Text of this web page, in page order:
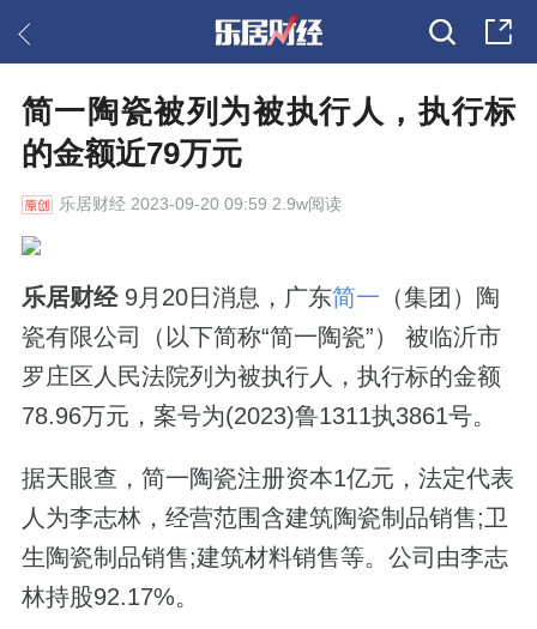
简一陶瓷被列为被执行人，执行标
的金额近79万元
乐居财经2023-09-20 09:59 2.9w阅读
乐居财经 9月20日消息，广东简一 （集团）陶
瓷有限公司（以下简称“简一陶瓷”） 被临沂市
罗庄区人民法院列为被执行人，执行标的金额
78.96万元，案号为(2023)鲁1311执3861号。
据天眼查，简一陶瓷注册资本1亿元，法定代表
人为李志林，经营范围含建筑陶瓷制品销售;卫
生陶瓷制品销售;建筑材料销售等。公司由李志
林持股92.17%。